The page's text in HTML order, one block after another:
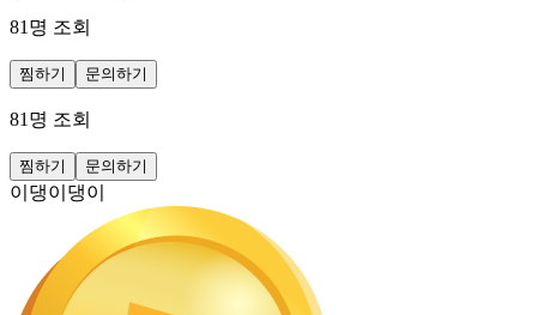
81 명 조회
찜하기 문의하기
81 명 조회
찜하기 문의하기
이댕이댕이